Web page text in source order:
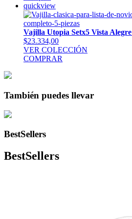
quickview
Vajilla Utopia Setx5 Vista Alegre
$23.334,00
VER COLECCIÓN
COMPRAR
También puedes llevar
BestSellers
BestSellers